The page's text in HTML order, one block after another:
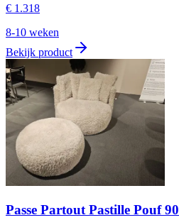
€ 1.318
8-10 weken
Bekijk product
Passe Partout Pastille Pouf 90